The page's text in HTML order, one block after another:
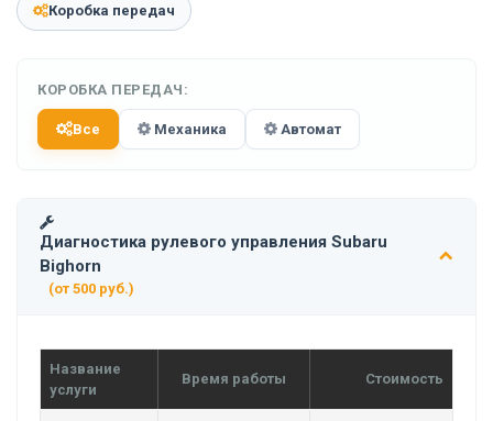
Коробка передач
КОРОБКА ПЕРЕДАЧ:
Все Механика Автомат
Диагностика рулевого управления Subaru
Bighorn
(от 500 руб.)
Название
услуги
Время работы Стоимость